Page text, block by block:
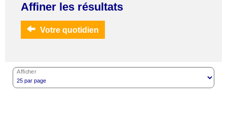
Affiner les résultats
Votre quotidien
Afficher